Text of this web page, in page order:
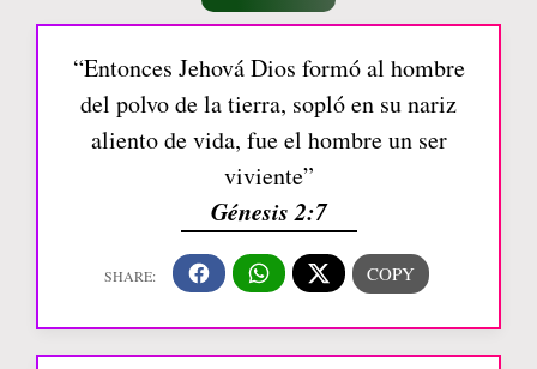
“Entonces Jehová Dios formó al hombre
del polvo de la tierra, sopló en su nariz
aliento de vida, fue el hombre un ser
viviente”
Génesis 2:7